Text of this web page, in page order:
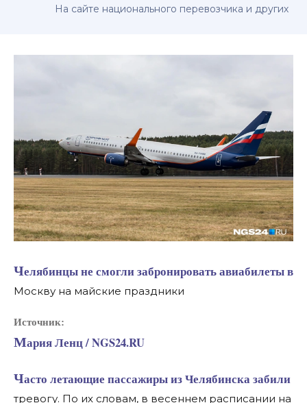
На сайте национального перевозчика и других
Челябинцы не смогли забронировать авиабилеты в
Москву на майские праздники
Источник:
Мария Ленц / NGS24.RU
Часто летающие пассажиры из Челябинска забили
тревогу. По их словам, в весеннем расписании на